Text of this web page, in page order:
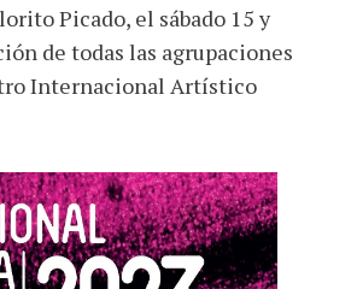
Picado, el sábado 15 y
de todas las agrupaciones
Internacional Artístico